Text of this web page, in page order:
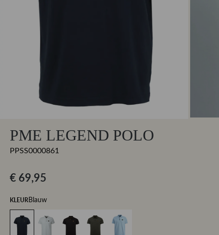
PME LEGEND POLO
PPSS0000861
€ 69,95
KLEURBlauw